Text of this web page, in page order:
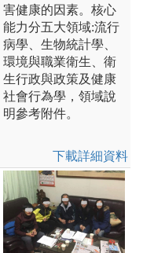
害健康的因素。核心
能力分五大領域:流行
病學、生物統計學、
環境與職業衛生、衛
生行政與政策及健康
社會行為學，領域說
明參考附件。
下載詳細資料